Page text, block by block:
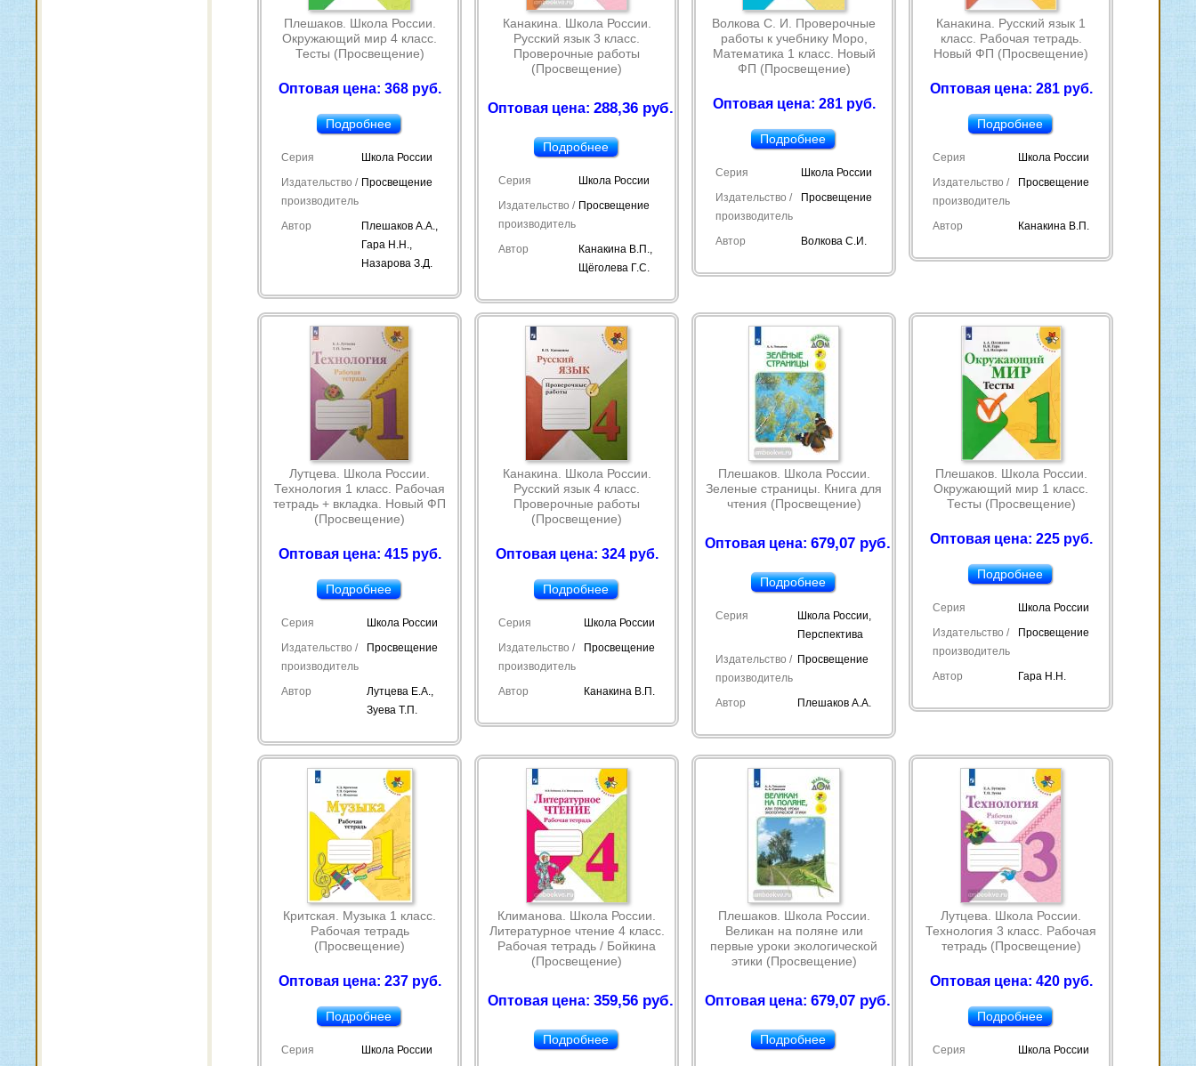
Плешаков. Школа России.
Окружающий мир 4 класс.
Тесты (Просвещение)
Оптовая цена: 368 руб.
Подробнее
Серия
Школа России
Издательство /
производитель
Просвещение
Автор
Плешаков А.А.,
Гара Н.Н.,
Назарова З.Д.
Канакина. Школа России.
Русский язык 3 класс.
Проверочные работы
(Просвещение)
Оптовая цена:288,36 руб.
Подробнее
Серия
Школа России
Издательство /
производитель
Просвещение
Автор
Канакина В.П.,
Щёголева Г.С.
Волкова С. И. Проверочные
работы к учебнику Моро,
Математика 1 класс. Новый
ФП (Просвещение)
Оптовая цена: 281 руб.
Подробнее
Серия
Школа России
Издательство /
производитель
Просвещение
Автор Волкова С.И.
Канакина. Русский язык 1
класс. Рабочая тетрадь.
Новый ФП (Просвещение)
Оптовая цена: 281 руб.
Подробнее
Серия
Школа России
Издательство /
производитель
Просвещение
Автор Канакина В.П.
Лутцева. Школа России.
Технология 1 класс. Рабочая
тетрадь + вкладка. Новый ФП
(Просвещение)
Оптовая цена: 415 руб.
Подробнее
Серия
Школа России
Издательство /
производитель
Просвещение
Автор
Лутцева Е.А.,
Зуева Т.П.
Канакина. Школа России.
Русский язык 4 класс.
Проверочные работы
(Просвещение)
Оптовая цена: 324 руб.
Подробнее
Серия
Школа России
Издательство /
производитель
Просвещение
Автор Канакина В.П.
Плешаков. Школа России.
Зеленые страницы. Книга для
чтения (Просвещение)
Оптовая цена:679,07 руб.
Подробнее
Серия
Школа России,
Перспектива
Издательство /
производитель
Просвещение
Автор Плешаков А.А.
Плешаков. Школа России.
Окружающий мир 1 класс.
Тесты (Просвещение)
Оптовая цена: 225 руб.
Подробнее
Серия
Школа России
Издательство /
производитель
Просвещение
Автор Гара Н.Н.
Критская. Музыка 1 класс.
Рабочая тетрадь
(Просвещение)
Оптовая цена: 237 руб.
Подробнее
Серия Школа России
Климанова. Школа России.
Литературное чтение 4 класс.
Рабочая тетрадь / Бойкина
(Просвещение)
Оптовая цена:359,56 руб.
Подробнее
Плешаков. Школа России.
Великан на поляне или
первые уроки экологической
этики (Просвещение)
Оптовая цена:679,07 руб.
Подробнее
Лутцева. Школа России.
Технология 3 класс. Рабочая
тетрадь (Просвещение)
Оптовая цена: 420 руб.
Подробнее
Серия Школа России